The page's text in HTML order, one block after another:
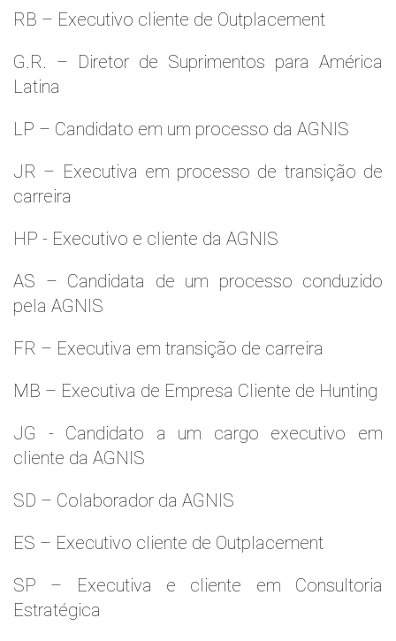
RB – Executivo cliente de Outplacement
G.R. – Diretor de Suprimentos para América
Latina
LP – Candidato em um processo da AGNIS
JR – Executiva em processo de transição de
carreira
HP - Executivo e cliente da AGNIS
AS – Candidata de um processo conduzido
pela AGNIS
FR – Executiva em transição de carreira
MB – Executiva de Empresa Cliente de Hunting
JG - Candidato a um cargo executivo em
cliente da AGNIS
SD – Colaborador da AGNIS
ES – Executivo cliente de Outplacement
SP – Executiva e cliente em Consultoria
Estratégica